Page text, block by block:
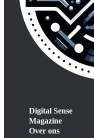
Digital Sense
Magazine
Over ons